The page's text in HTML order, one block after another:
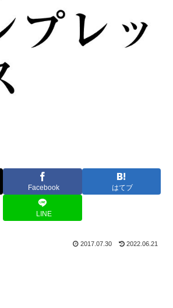
Facebook はてブ
LINE
2017.07.30 2022.06.21